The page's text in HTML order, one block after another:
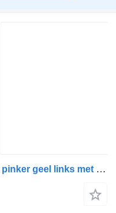
Clignotant Mercedes-Benz Occ pinker geel links met lamphouder Mercedes C-Cl A2028260143 pour véhicule utilitaire